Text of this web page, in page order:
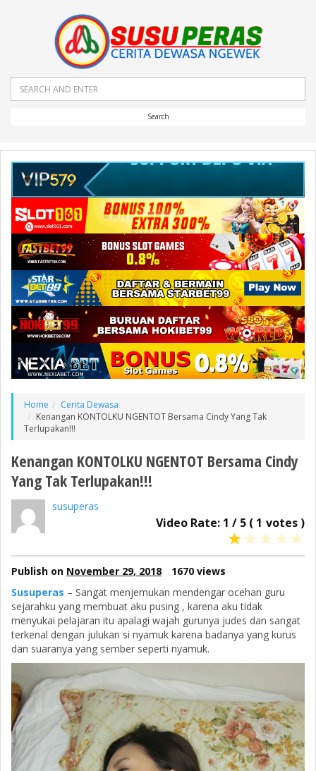
Search
Home
Cerita Dewasa
Kenangan KONTOLKU NGENTOT Bersama Cindy Yang Tak
Terlupakan!!!
Kenangan KONTOLKU NGENTOT Bersama Cindy
Yang Tak Terlupakan!!!
susuperas
Video Rate: 1 / 5 ( 1 votes )
★★★★★
Publish on November 29, 2018
1670 views
Susuperas – Sangat menjemukan mendengar ocehan guru
sejarahku yang membuat aku pusing , karena aku tidak
menyukai pelajaran itu apalagi wajah gurunya judes dan sangat
terkenal dengan julukan si nyamuk karena badanya yang kurus
dan suaranya yang sember seperti nyamuk.